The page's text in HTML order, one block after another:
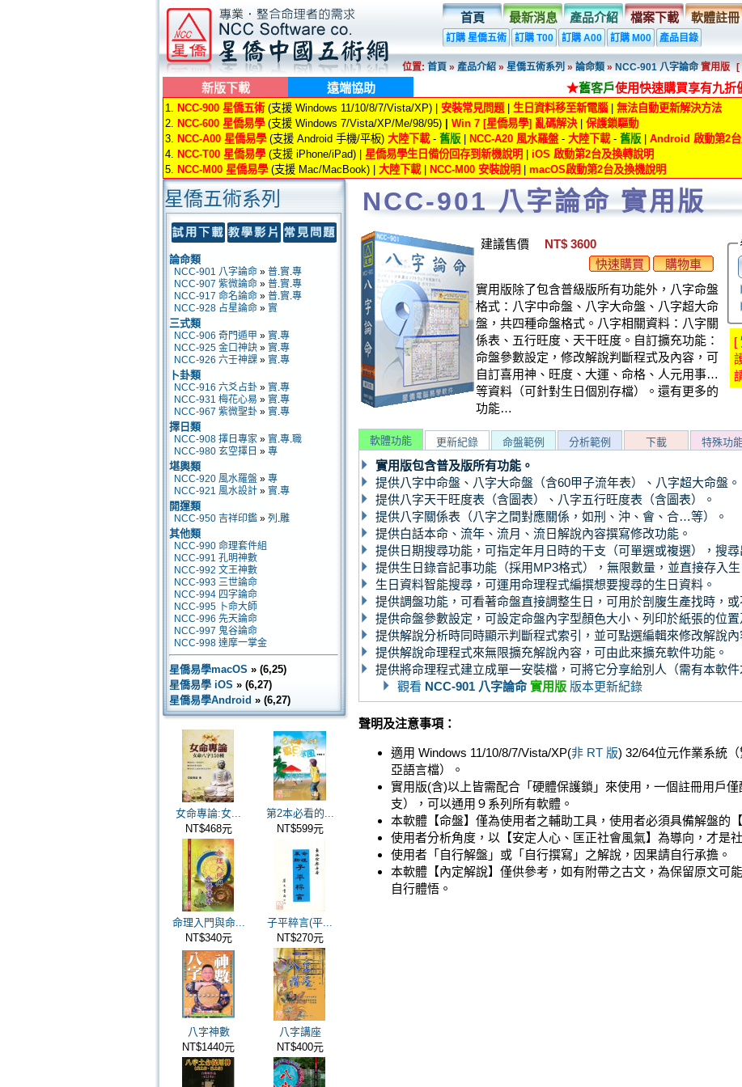
首頁 最新消息 產品介紹 檔案下載 軟體註冊
訂購 星僑五術 訂購 T00 訂購 A00 訂購 M00 產品目錄
位置:首頁»產品介紹»星僑五術系列»論命類»NCC-901 八字論命實用版
新版下載 遠端協助 ★舊客戶使用快速購買享有九
1. NCC-900 星僑五術(支援 Windows 11/10/8/7/Vista/XP) | 安裝常見問題| 生日資料移至新電腦| 無法自動更新解決方法
2. NCC-600 星僑易學(支援 Windows 7/Vista/XP/Me/98/95) Win 7 [星僑易學] 亂碼解決| 保護鎖驅動
3. NCC-A00 星僑易學(支援 Android 手機/平板) 大陸下載- 舊版 NCC-A20 風水羅盤- 大陸下載- 舊版
Android 啟動第2
4. NCC-T00 星僑易學(支援 iPhone/iPad) | 星僑易學生日備份回存到新機說明
iOS 啟動第2台及換轉說明
5. NCC-M00 星僑易學(支援 Mac/MacBook) | 大陸下載| NCC-M00 安裝說明 macOS啟動第2台及換機說明
星僑五術系列
論命類
NCC-901 八字論命 » 普.實.專
NCC-907 紫微論命 » 普.實.專
NCC-917 命名論命 » 普.實.專
NCC-928 占星論命 » 實
三式類
NCC-906 奇門遁甲 » 實.專
NCC-925 金口神訣 » 實.專
NCC-926 六壬神課 » 實.專
卜卦類
NCC-916 六爻占卦 » 實.專
NCC-931 梅花心易 » 實.專
NCC-967 紫微聖卦 » 實.專
擇日類
NCC-908 擇日專家 » 實.專.職
NCC-980 玄空擇日 » 專
堪輿類
NCC-920 風水羅盤 » 專
NCC-921 風水設計 » 實.專
開運類
NCC-950 吉祥印鑑 » 列 .雕
其他類
NCC-990 命理套件組
NCC-991 孔明神數
NCC-992 文王神數
NCC-993 三世論命
NCC-994 四字論命
NCC-995 卜命大師
NCC-996 先天論命
NCC-997 鬼谷論命
NCC-998 達摩一掌金
星僑易學macOS » (6,25)
星僑易學 iOS » (6,27)
星僑易學Android » (6,27)
女命專論:女...
NT$468元
第2本必看的...
NT$599元
命理入門與命...
NT$340元
子平粹言(平...
NT$270元
八字神數
NT$1440元
八字講座
NT$400元
NCC-901 八字論命 實用版
建議售價
NT$ 3600
購物車
快速購買
[
實用版除了包含普級版所有功能外，八字命盤
格式：八字中命盤、八字大命盤、八字超大命
盤，共四種命盤格式。八字相關資料：八字關
係表、五行旺度、天干旺度。自訂擴充功能：
命盤參數設定，修改解說判斷程式及內容，可
自訂喜用神、旺度、大運、命格、人元用事…
等資料（可針對生日個別存檔）。還有更多的
功能…
軟體功能 更新紀錄 命盤範例 分析範例 下載 特殊功
實用版包含普及版所有功能。
提供八字中命盤、八字大命盤（含60甲子流年表）、八字超大命盤。
提供八字天干旺度表（含圖表）、八字五行旺度表（含圖表）。
提供八字關係表（八字之間對應關係，如刑、沖、會、合…等）。
提供白話本命、流年、流月、流日解說內容撰寫修改功能。
提供日期搜尋功能，可指定年月日時的干支（可單選或複選），搜
提供生日錄音記事功能（採用MP3格式），無限數量，並直接存入生
生日資料智能搜尋，可運用命理程式編撰想要搜尋的生日資料。
提供調盤功能，可看著命盤直接調整生日，可用於剖腹生產找時，
提供命盤參數設定，可設定命盤內字型顏色大小、列印於紙張的位
提供解說分析時同時顯示判斷程式索引，並可點選編輯來修改解說內
提供解說命理程式來無限擴充解說內容，可由此來擴充軟件功能。
提供將命理程式建立成單一安裝檔，可將它分享給別人（需有本軟件
觀看 NCC-901 八字論命實用版 版本更新紀錄
聲明及注意事項：
適用 Windows 11/10/8/7/Vista/XP(非 RT 版) 32/64位元作業系統
亞語言檔）。
實用版(含)以上皆需配合「硬體保護鎖」來使用，一個註冊用戶
支），可以通用９系列所有軟體。
本軟體【命盤】僅為使用者之輔助工具，使用者必須具備解盤的
使用者分析角度，以【安定人心、匡正社會風氣】為導向，才是
使用者「自行解盤」或「自行撰寫」之解說，因果請自行承擔。
本軟體【內定解說】僅供參考，如有附帶之古文，為保留原文可
自行體悟。